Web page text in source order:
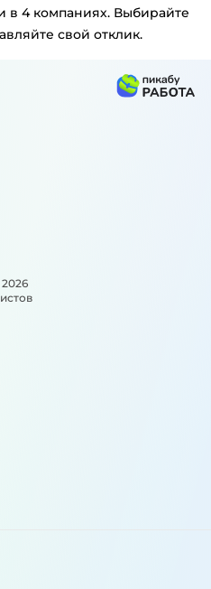
в 4 компаниях. Выбирайте
свой отклик.